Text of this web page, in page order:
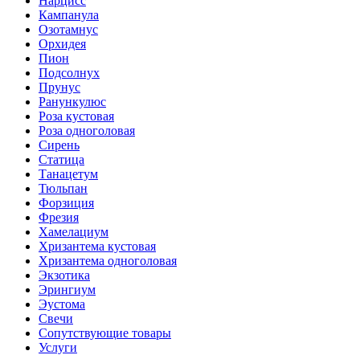
Кампанула
Озотамнус
Орхидея
Пион
Подсолнух
Прунус
Ранункулюс
Роза кустовая
Роза одноголовая
Сирень
Статица
Танацетум
Тюльпан
Форзиция
Фрезия
Хамелациум
Хризантема кустовая
Хризантема одноголовая
Экзотика
Эрингиум
Эустома
Свечи
Сопутствующие товары
Услуги